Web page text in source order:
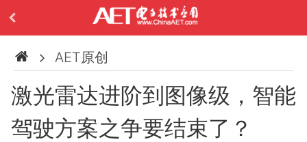
AET原创
激光雷达进阶到图像级，智能
驾驶方案之争要结束了？